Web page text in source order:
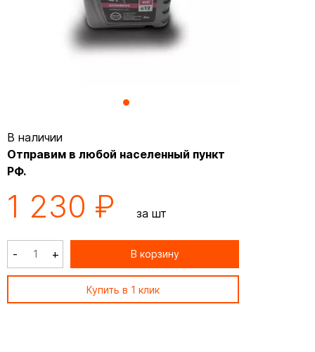
В наличии
Отправим в любой населенный пункт
РФ.
1 230 ₽ за шт
- + В корзину
Купить в 1 клик